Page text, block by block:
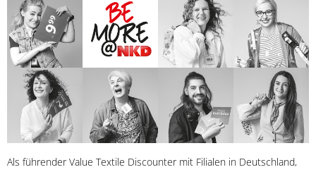
Als führender Value Textile Discounter mit Filialen in Deutschland,